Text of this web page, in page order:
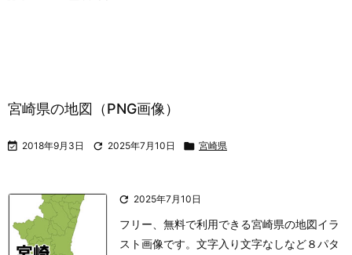
宮崎県の地図（PNG画像）
 2018年9月3日  2025年7月10日  宮崎県
 2025年7月10日
フリー、無料で利用できる宮崎県の地図イラ
スト画像です。文字入り文字なしなど８パタ